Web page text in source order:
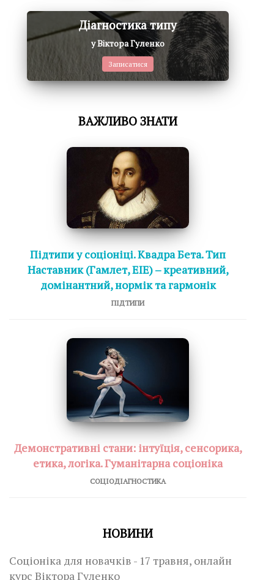
Діагностика типу
у Віктора Гуленко
Записатися
ВАЖЛИВО ЗНАТИ
Підтипи у соціоніці. Квадра Бета. Тип
Наставник (Гамлет, ЕІЕ) – креативний,
домінантний, нормік та гармонік
ПІДТИПИ
Демонстративні стани: інтуїція, сенсорика,
етика, логіка. Гуманітарна соціоніка
СОЦІОДІАГНОСТИКА
НОВИНИ
Соціоніка для новачків - 17 травня, онлайн
курс Віктора Гуленко